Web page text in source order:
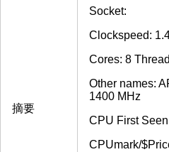
摘要
Socket:
Clockspeed:
Cores: 8
Other names:
1400 MHz
CPU First
CPUmark/